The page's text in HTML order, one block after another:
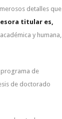
detalles que
titular es,
y humana,
programa de
de doctorado